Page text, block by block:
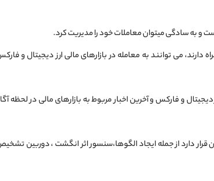
و به سادگی میتوان معاملات خود را مدیریت کرد.
می‌ توانند به معامله در بازارهای مالی ارز دیجیتال و
و فارکس و آخرین اخبار مربوط به بازارهای مالی در لحظه
قرار دارد از جمله ایجاد الگوها،سنسور اثر انگشت ، دوربین